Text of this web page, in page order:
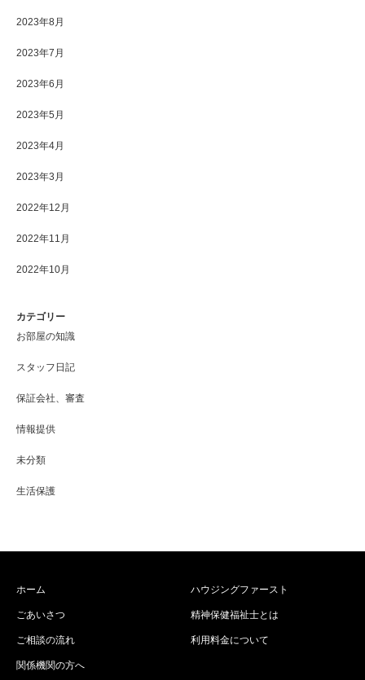
2023年8月
2023年7月
2023年6月
2023年5月
2023年4月
2023年3月
2022年12月
2022年11月
2022年10月
カテゴリー
お部屋の知識
スタッフ日記
保証会社、審査
情報提供
未分類
生活保護
ホーム
ごあいさつ
ご相談の流れ
関係機関の方へ
ハウジングファースト
精神保健福祉士とは
利用料金について